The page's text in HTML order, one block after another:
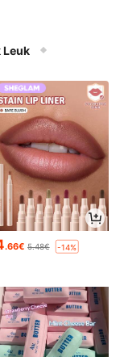
Leuk
.66€ 5.48€ -14%